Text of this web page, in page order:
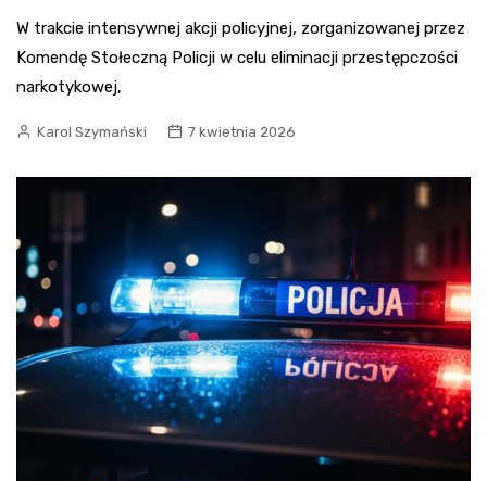
W trakcie intensywnej akcji policyjnej, zorganizowanej przez
Komendę Stołeczną Policji w celu eliminacji przestępczości
narkotykowej,
Karol Szymański 7 kwietnia 2026